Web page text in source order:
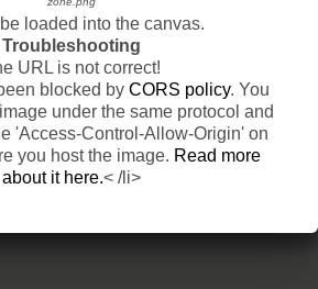
produkter
ALLE PRODUKTER
-25% Sidste Chance
loaded into the canvas.
Troubleshooting
URL is not correct!
blocked by CORS policy. You
under the same protocol and
'Access-Control-Allow-Origin' on
you host the image. Read more
about it here.< /li>
loaded into the canvas.
Troubleshooting
URL is not correct!
blocked by CORS policy. You
under the same protocol and
'Access-Control-Allow-Origin' on
you host the image. Read more
about it here.< /li>